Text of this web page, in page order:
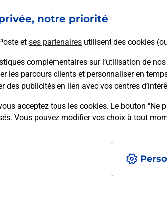
notre priorité
et ses partenaires utilisent des cookies
complémentaires sur l’utilisation de
les parcours clients et personnaliser en
des publicités en lien avec vos centres
acceptez tous les cookies. Le bouton
Vous pouvez modifier vos choix à tout
En savoir plus
colis ou faire un retour